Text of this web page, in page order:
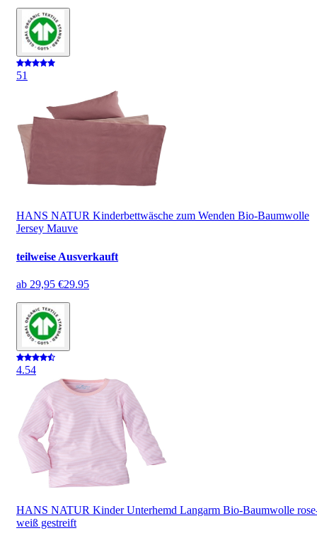
51
HANS NATUR Kinderbettwäsche zum Wenden Bio-Baumwolle
Jersey Mauve
teilweise Ausverkauft
ab 29,95 €29.95
4.54
HANS NATUR Kinder Unterhemd Langarm Bio-Baumwolle
weiß gestreift